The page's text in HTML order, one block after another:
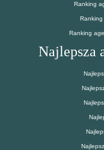
Ranking
Ranking
Ranking
Najlepsza